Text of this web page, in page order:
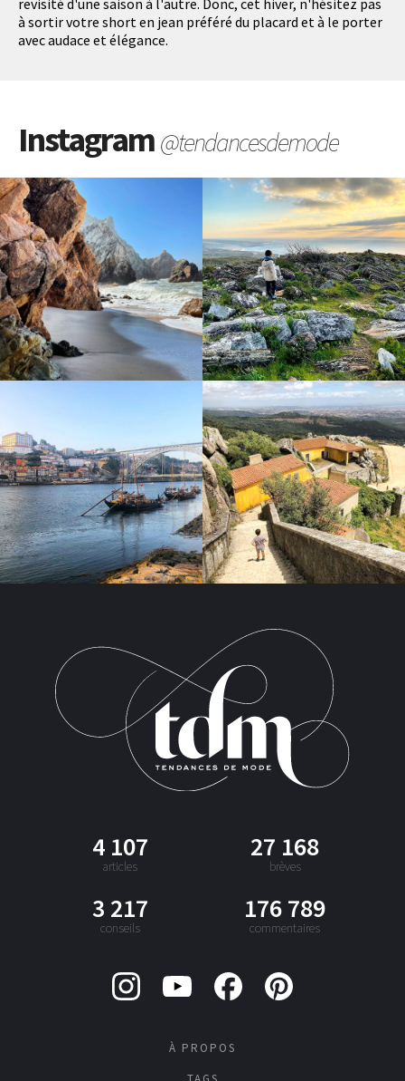
revisité d'une saison à l'autre. Donc, cet hiver, n'hésitez pas
à sortir votre short en jean préféré du placard et à le porter
avec audace et élégance.
Instagram@tendancesdemode
4 107
articles
27 168
brèves
3 217
conseils
176 789
commentaires
À PROPOS